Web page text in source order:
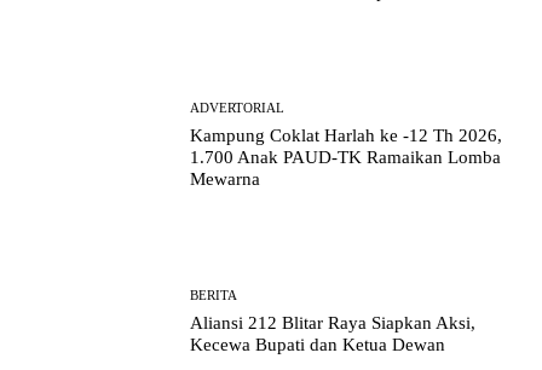
ADVERTORIAL
Kampung Coklat Harlah ke -12 Th 2026,
1.700 Anak PAUD-TK Ramaikan Lomba
Mewarna
BERITA
Aliansi 212 Blitar Raya Siapkan Aksi,
Kecewa Bupati dan Ketua Dewan